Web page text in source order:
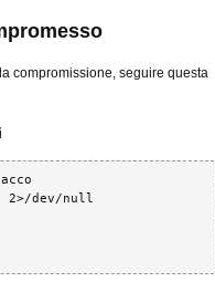
compromissione, seguire questa
2>/dev/null